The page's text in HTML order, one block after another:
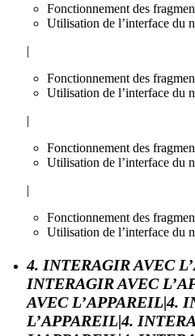
Fonctionnement des
Utilisation de l’interface du
|
Fonctionnement des
Utilisation de l’interface du
|
Fonctionnement des
Utilisation de l’interface du
|
Fonctionnement des
Utilisation de l’interface du
4. INTERAGIR AVEC
INTERAGIR AVEC
AVEC L’APPAREIL|4.
L’APPAREIL|4.